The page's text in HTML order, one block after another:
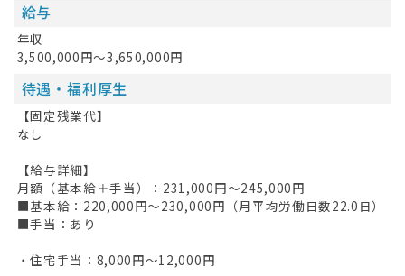
給与
年収
3,500,000円～3,650,000円
待遇・福利厚生
【固定残業代】
なし
【給与詳細】
月額（基本給＋手当）：231,000円〜245,000円
■基本給：220,000円〜230,000円（月平均労働日数22.0日）
■手当：あり
・住宅手当：8,000円〜12,000円